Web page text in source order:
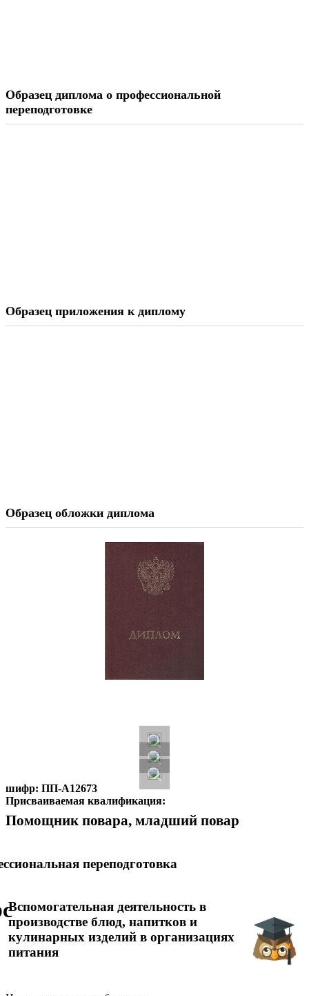
Образец диплома о профессиональной
переподготовке
Образец приложения к диплому
Образец обложки диплома
шифр: ПП-А12673
Присваиваемая квалификация:
Помощник повара, младший повар
переподготовка
Вспомогательная деятельность в
производстве блюд, напитков и
кулинарных изделий в организациях
питания